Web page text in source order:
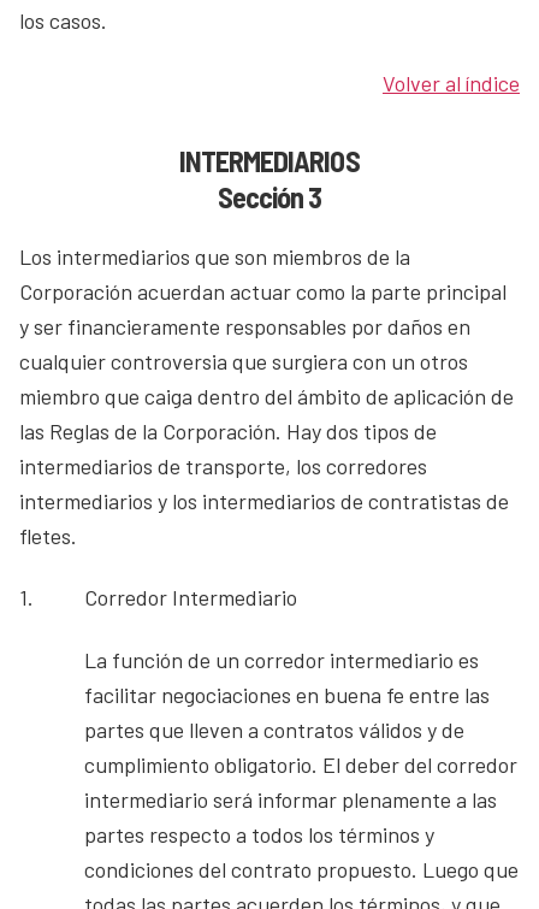
los casos.
Volver al índice
INTERMEDIARIOS
Sección 3
Los intermediarios que son miembros de la
Corporación acuerdan actuar como la parte principal
y ser financieramente responsables por daños en
cualquier controversia que surgiera con un otros
miembro que caiga dentro del ámbito de aplicación de
las Reglas de la Corporación. Hay dos tipos de
intermediarios de transporte, los corredores
intermediarios y los intermediarios de contratistas de
fletes.
1. Corredor Intermediario
La función de un corredor intermediario es
facilitar negociaciones en buena fe entre las
partes que lleven a contratos válidos y de
cumplimiento obligatorio. El deber del corredor
intermediario será informar plenamente a las
partes respecto a todos los términos y
condiciones del contrato propuesto. Luego que
todas las partes acuerden los términos, y que